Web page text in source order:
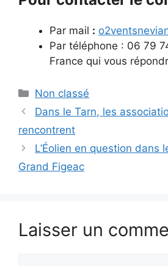
Par mail :
Par téléphone : 06 79
France qui vous
Catégories
Non classé
Dans le Tarn, les
rencontrent
L’Éolien en question dans
Grand Figeac
Laisser un